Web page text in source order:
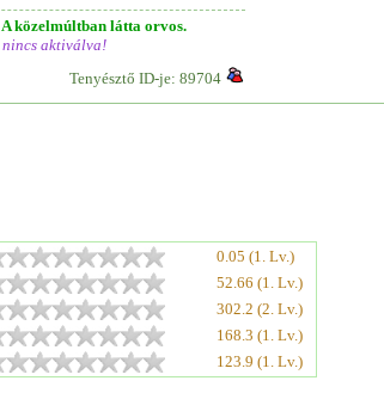
A közelmúltban látta orvos.
aktiválva!
Tenyésztő ID-je: 89704
0.05 (1. Lv.)
52.66 (1. Lv.)
302.2 (2. Lv.)
168.3 (1. Lv.)
123.9 (1. Lv.)